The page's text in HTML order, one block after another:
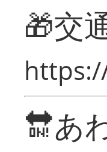
🎁交
🔛あ